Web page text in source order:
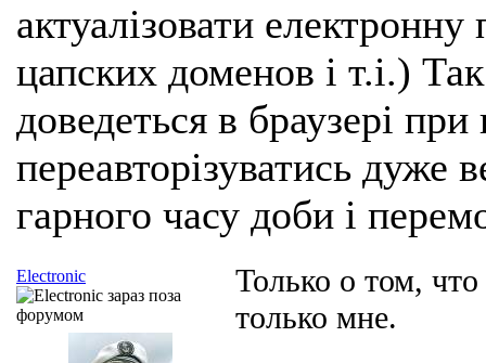
актуалізовати
цапских доменов і т.і.)
доведеться в браузері
переавторізуватись
гарного часу доби і
Только о том,
только мне.
Electronic